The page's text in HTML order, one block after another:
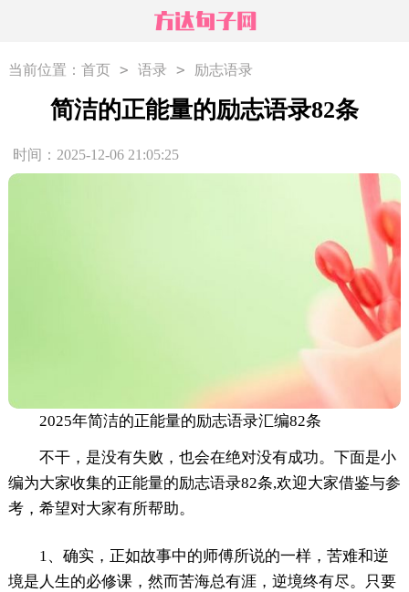
当前位置： 首页 > 语录 > 励志语录
简洁的正能量的励志语录82条
时间：2025-12-06 21:05:25
2025年简洁的正能量的励志语录汇编82条
不干，是没有失败，也会在绝对没有成功。下面是小
编为大家收集的正能量的励志语录82条,欢迎大家借鉴与参
考，希望对大家有所帮助。
1、确实，正如故事中的师傅所说的一样，苦难和逆
境是人生的必修课，然而苦海总有涯，逆境终有尽。只要